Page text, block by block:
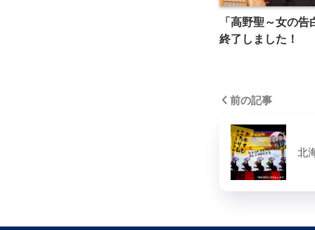
「高野聖～女の告
終了しました！
前の記事
北